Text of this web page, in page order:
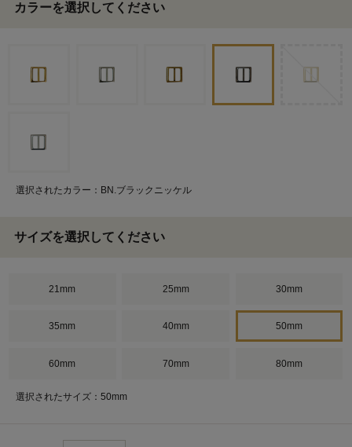
カラーを選択してください
選択されたカラー：BN.ブラックニッケル
サイズを選択してください
21mm 25mm 30mm
35mm 40mm 50mm
60mm 70mm 80mm
選択されたサイズ：50mm